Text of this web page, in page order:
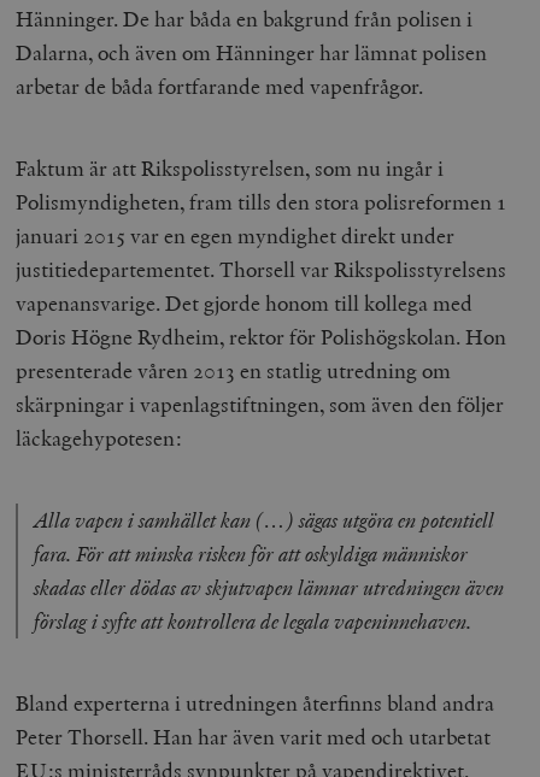
Hänninger. De har båda en bakgrund från polisen i
Dalarna, och även om Hänninger har lämnat polisen
arbetar de båda fortfarande med vapenfrågor.
Faktum är att Rikspolisstyrelsen, som nu ingår i
Polismyndigheten, fram tills den stora polisreformen 1
januari 2015 var en egen myndighet direkt under
justitiedepartementet. Thorsell var Rikspolisstyrelsens
vapenansvarige. Det gjorde honom till kollega med
Doris Högne Rydheim, rektor för Polishögskolan. Hon
presenterade våren 2013 en statlig utredning om
skärpningar i vapenlagstiftningen, som även den följer
läckagehypotesen:
Alla vapen i samhället kan (…) sägas utgöra en potentiell
fara. För att minska risken för att oskyldiga människor
skadas eller dödas av skjutvapen lämnar utredningen även
förslag i syfte att kontrollera de legala vapeninnehaven.
Bland experterna i utredningen återfinns bland andra
Peter Thorsell. Han har även varit med och utarbetat
EU:s ministerråds synpunkter på vapendirektivet.